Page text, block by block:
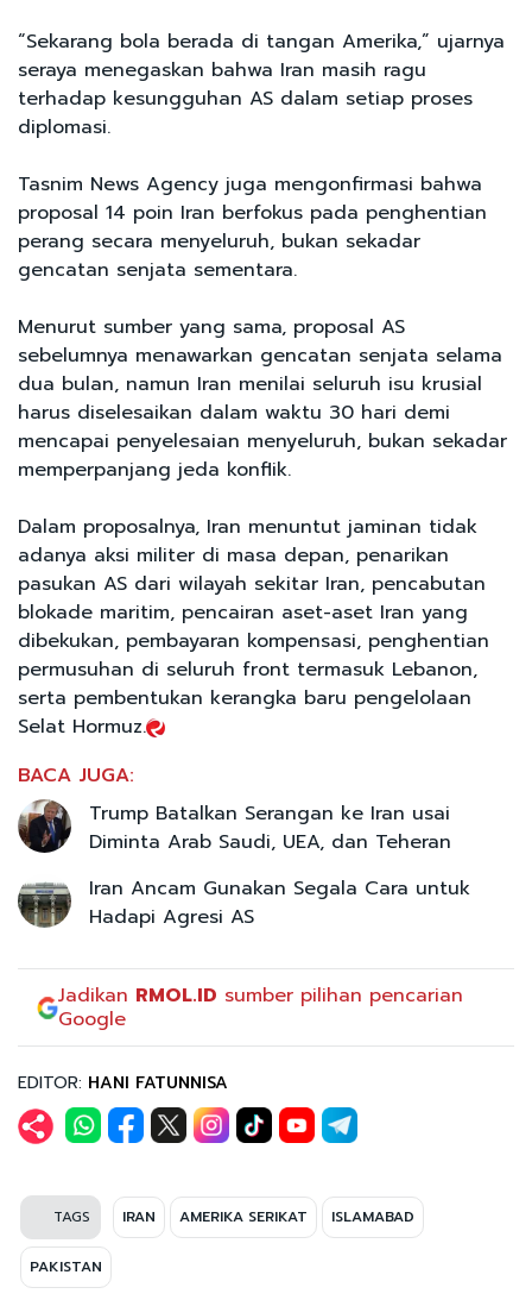
“Sekarang bola berada di tangan Amerika,” ujarnya
seraya menegaskan bahwa Iran masih ragu
terhadap kesungguhan AS dalam setiap proses
diplomasi.
Tasnim News Agency juga mengonfirmasi bahwa
proposal 14 poin Iran berfokus pada penghentian
perang secara menyeluruh, bukan sekadar
gencatan senjata sementara.
Menurut sumber yang sama, proposal AS
sebelumnya menawarkan gencatan senjata selama
dua bulan, namun Iran menilai seluruh isu krusial
harus diselesaikan dalam waktu 30 hari demi
mencapai penyelesaian menyeluruh, bukan sekadar
memperpanjang jeda konflik.
Dalam proposalnya, Iran menuntut jaminan tidak
adanya aksi militer di masa depan, penarikan
pasukan AS dari wilayah sekitar Iran, pencabutan
blokade maritim, pencairan aset-aset Iran yang
dibekukan, pembayaran kompensasi, penghentian
permusuhan di seluruh front termasuk Lebanon,
serta pembentukan kerangka baru pengelolaan
Selat Hormuz.
BACA JUGA:
Trump Batalkan Serangan ke Iran usai
Diminta Arab Saudi, UEA, dan Teheran
Iran Ancam Gunakan Segala Cara untuk
Hadapi Agresi AS
Jadikan RMOL.ID sumber pilihan pencarian
Google
EDITOR: HANI FATUNNISA
TAGS IRAN AMERIKA SERIKAT ISLAMABAD
PAKISTAN